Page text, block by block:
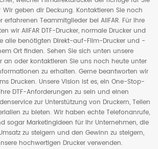
Wir geben dir Deckung. Kontaktieren Sie noch
erfahrenen Teammitglieder bei AIIFAR. Für Ihre
wir AIIFAR DTF-Drucker, normale Drucker und
alle benötigten Direkt-auf-Film-Drucker und -
Ort finden. Sehen Sie sich unten unsere
an oder kontaktieren Sie uns noch heute unter
zu erhalten. Gerne beantworten wir
Drucken. Unsere Vision ist es, ein One-Stop-
DTF-Anforderungen zu sein und einen
zur Unterstützung von Druckern, Teilen
zu bieten. Wir haben echte Telefonanrufe,
sogar Marketingideen für Ihr Unternehmen, die
zu steigern und den Gewinn zu steigern,
hochwertigen Drucker verwenden.